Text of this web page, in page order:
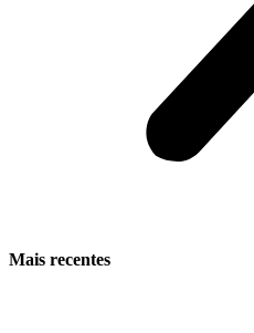
Mais recentes